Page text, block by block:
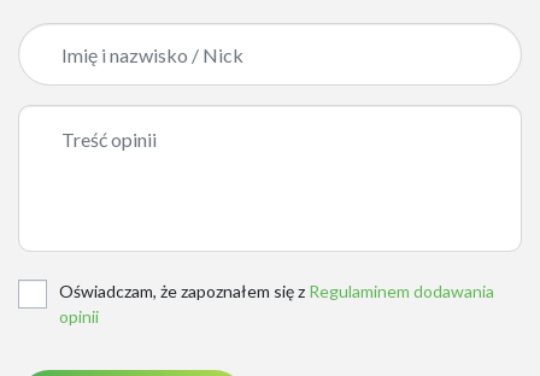
Oświadczam, że zapoznałem się z Regulaminem dodawania
opinii